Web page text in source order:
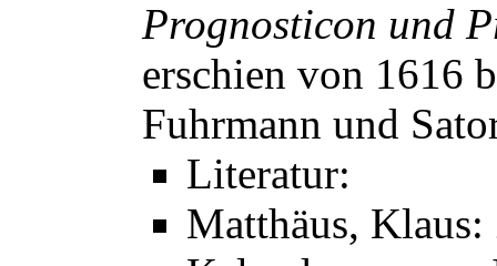
Prognosticon und
erschien von 1616
Fuhrmann und
Literatur:
Matthäus, Klaus: